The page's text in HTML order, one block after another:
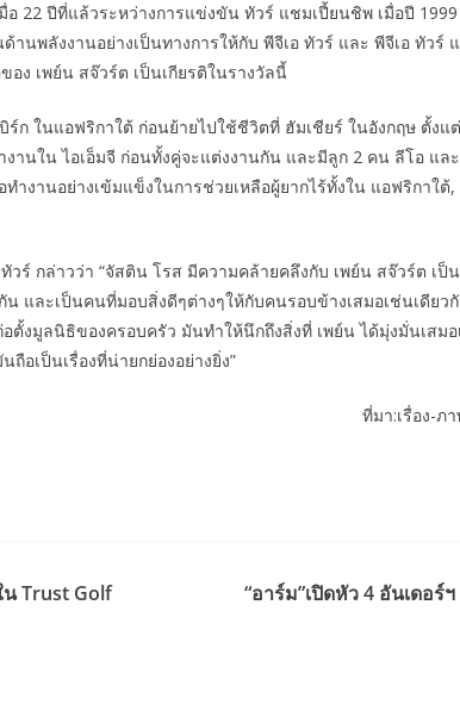
อ 22 ปีที่แล้วระหว่างการแข่งขัน ทัวร์ แชมเปี้ยนชิพ เมื่อปี
นพลังงานอย่างเป็นทางการให้กับ พีจีเอ ทัวร์ และ พีจีเอ ทัวร์
ง เพย์น สจ๊วร์ต เป็นเกียรติในรางวัลนี้
ร์ก ในแอฟริกาใต้ ก่อนย้ายไปใช้ชีวิตที่ ฮัมเชียร์ ในอังกฤษ ตั้งแ
งานใน ไอเอ็มจี ก่อนทั้งคู่จะแต่งงานกัน และมีลูก 2 คน ลีโอ แล
ทำงานอย่างเข้มแข็งในการช่วยเหลือผู้ยากไร้ทั้งใน แอฟริกาใ
ร์ กล่าวว่า “จัสติน โรส มีความคล้ายคลึงกับ เพย์น สจ๊วร์ต เป็
น และเป็นคนที่มอบสิ่งดีๆต่างๆให้กับคนรอบข้างเสมอเช่นเดียว
ตั้งมูลนิธิของครอบครัว มันทำให้นึกถึงสิ่งที่ เพย์น ได้มุ่งมั่นเสมอ
อเป็นเรื่องที่น่ายกย่องอย่างยิ่ง”
ที่มา:เรื่อง-ภ
Trust Golf
“อาร์ม”เปิดหัว 4 อันเดอ